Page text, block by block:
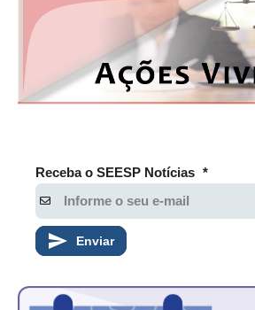
Receba o SEESP Notícias *
Enviar